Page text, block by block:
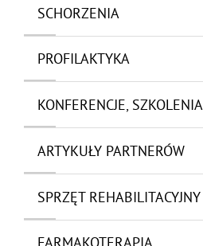
SCHORZENIA
PROFILAKTYKA
KONFERENCJE,
ARTYKUŁY PARTNERÓW
SPRZĘT REHABILITACYJNY